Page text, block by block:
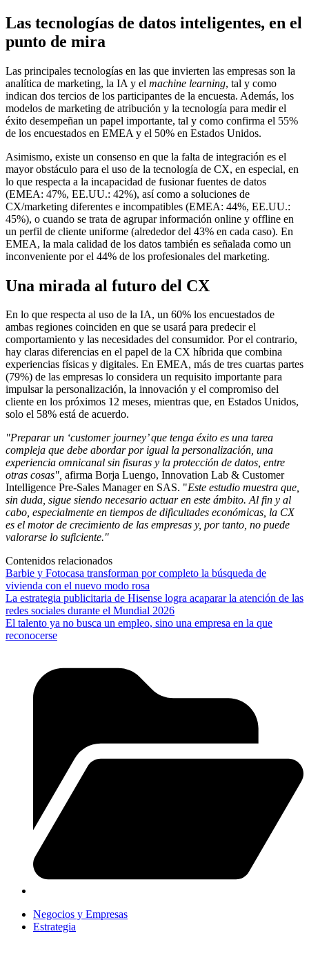
Las tecnologías de datos inteligentes, en el
punto de mira
Las principales tecnologías en las que invierten las empresas son la
analítica de marketing, la IA y el machine learning, tal y como
indican dos tercios de los participantes de la encuesta. Además, los
modelos de marketing de atribución y la tecnología para medir el
éxito desempeñan un papel importante, tal y como confirma el 55%
de los encuestados en EMEA y el 50% en Estados Unidos.
Asimismo, existe un consenso en que la falta de integración es el
mayor obstáculo para el uso de la tecnología de CX, en especial, en
lo que respecta a la incapacidad de fusionar fuentes de datos
(EMEA: 47%, EE.UU.: 42%), así como a soluciones de
CX/marketing diferentes e incompatibles (EMEA: 44%, EE.UU.:
45%), o cuando se trata de agrupar información online y offline en
un perfil de cliente uniforme (alrededor del 43% en cada caso). En
EMEA, la mala calidad de los datos también es señalada como un
inconveniente por el 44% de los profesionales del marketing.
Una mirada al futuro del CX
En lo que respecta al uso de la IA, un 60% los encuestados de
ambas regiones coinciden en que se usará para predecir el
comportamiento y las necesidades del consumidor. Por el contrario,
hay claras diferencias en el papel de la CX híbrida que combina
experiencias físicas y digitales. En EMEA, más de tres cuartas partes
(79%) de las empresas lo considera un requisito importante para
impulsar la personalización, la innovación y el compromiso del
cliente en los próximos 12 meses, mientras que, en Estados Unidos,
solo el 58% está de acuerdo.
"Preparar un ‘customer journey’ que tenga éxito es una tarea
compleja que debe abordar por igual la personalización, una
experiencia omnicanal sin fisuras y la protección de datos, entre
otras cosas", afirma Borja Luengo, Innovation Lab & Customer
Intelligence Pre-Sales Manager en SAS. "Este estudio muestra que,
sin duda, sigue siendo necesario actuar en este ámbito. Al fin y al
cabo, especialmente en tiempos de dificultades económicas, la CX
es el motor de crecimiento de las empresas y, por tanto, no puede
valorarse lo suficiente."
Contenidos relacionados
Barbie y Fotocasa transforman por completo la búsqueda de
vivienda con el nuevo modo rosa
La estrategia publicitaria de Hisense logra acaparar la atención de las
redes sociales durante el Mundial 2026
El talento ya no busca un empleo, sino una empresa en la que
reconocerse
Negocios y Empresas
Estrategia